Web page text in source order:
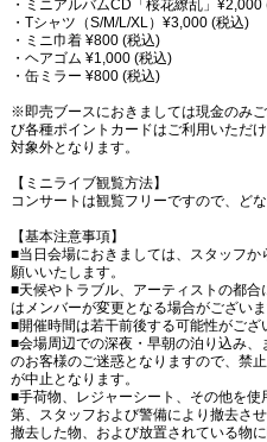
・ミニアルバムCD「桜花繚乱」¥2,000
・Tシャツ（S/M/L/XL）¥3,000 (税込)
・ミニ巾着 ¥800 (税込)
・ヘアゴム ¥1,000 (税込)
・缶ミラー ¥800 (税込)
※即売ブースにおきましては現金のみ
び各種ポイントカードはご利用いただ
対象外となります。
【ミニライブ観覧方法】
コンサートは観覧フリーですので、ど
【基本注意事項】
■当日会場におきましては、スタッフ
願いいたします。
■天候やトラブル、アーティストの都
はメンバーが変更となる場合がござい
■開催時間は若干前後する可能性がござ
■会場周辺での深夜・早朝の泊り込み
のお客様のご迷惑となりますので、禁
が中止となります。
■手荷物、レジャーシート、その他を
第、スタッフおよび警備により撤去さ
撤去した物、および放置されている物